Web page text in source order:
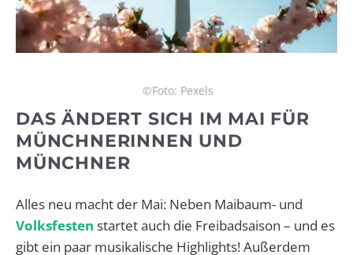
©Foto: Pexels
DAS ÄNDERT SICH IM MAI FÜR
MÜNCHNERINNEN UND
MÜNCHNER
Alles neu macht der Mai: Neben Maibaum- und
Volksfesten startet auch die Freibadsaison – und es
gibt ein paar musikalische Highlights! Außerdem